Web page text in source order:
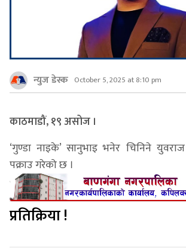
न्युज डेस्क October 5, 2025 at 8:10 pm
काठमाडौं,१९ असोज ।
‘गुण्डा नाइके’ सानुभाइ भनेर चिनिने
पक्राउ गरेको छ ।
प्रतिक्रिया !